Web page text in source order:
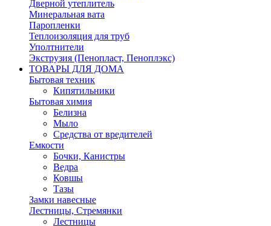
Дверной утеплитель
Минеральная вата
Паропленки
Теплоизоляция для труб
Уполтнители
Экструзия (Пенопласт, Пеноплэкс)
ТОВАРЫ ДЛЯ ДОМА
Бытовая техник
Кипятильники
Бытовая химия
Белизна
Мыло
Средства от вредителей
Емкости
Бочки, Канистры
Ведра
Ковшы
Тазы
Замки навесные
Лестницы, Стремянки
Лестницы